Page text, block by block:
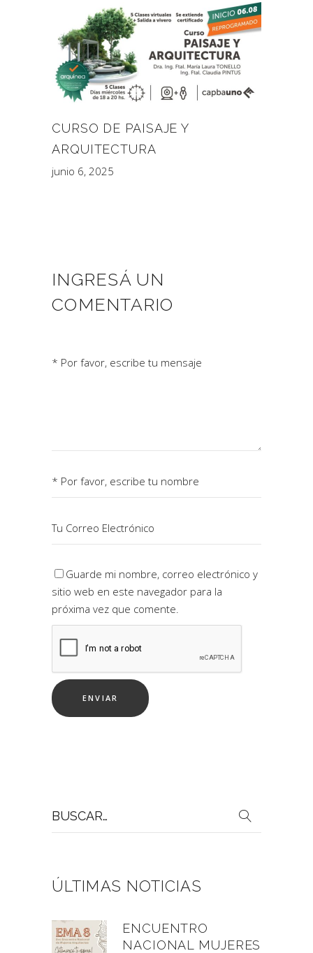
CURSO DE PAISAJE Y
ARQUITECTURA
junio 6, 2025
INGRESÁ UN
COMENTARIO
Guarde mi nombre, correo electrónico y
sitio web en este navegador para la
próxima vez que comente.
por:
ÚLTIMAS NOTICIAS
ENCUENTRO
NACIONAL MUJERES